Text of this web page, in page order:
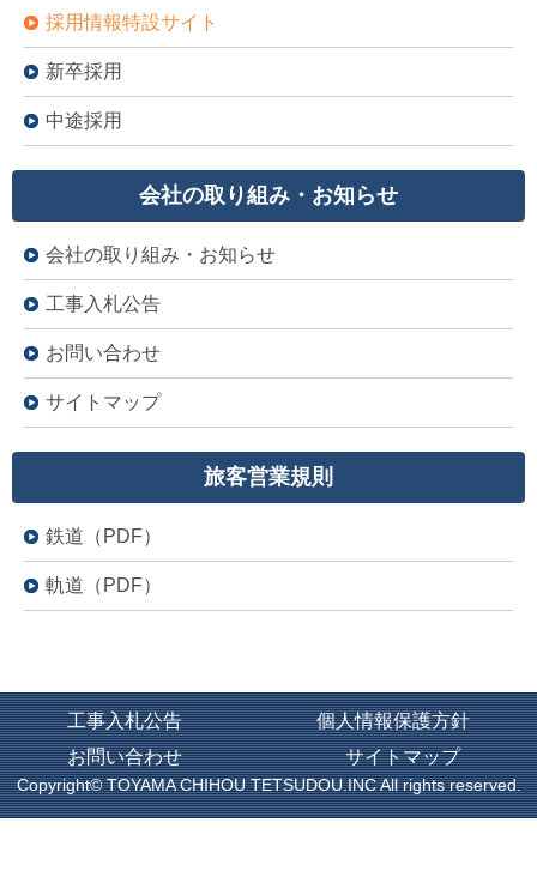
採用情報特設サイト
新卒採用
中途採用
会社の取り組み・お知らせ
会社の取り組み・お知らせ
工事入札公告
お問い合わせ
サイトマップ
旅客営業規則
鉄道（PDF）
軌道（PDF）
工事入札公告
個人情報保護方針
お問い合わせ
サイトマップ
Copyright©TOYAMA CHIHOU TETSUDOU.INCAll rights reserved.